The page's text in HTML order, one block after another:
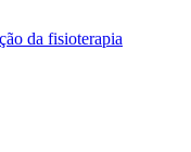
da fisioterapia